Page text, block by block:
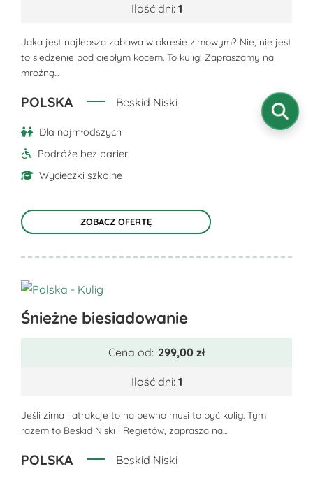
można
wybrać
na
stronie
Ilość dni: 1
Jaka jest najlepsza zabawa w okresie zimowym? Nie, nie jest
to siedzenie pod ciepłym kocem. To kulig! Zapraszamy na
mroźną...
POLSKA Beskid Niski
Dla najmłodszych
Podróże bez barier
Wycieczki szkolne
ZOBACZ OFERTĘ
Ten
produkt
można
wybrać
na
stronie
Śnieżne biesiadowanie
Cena od: 299,00zł
Ilość dni: 1
Jeśli zima i atrakcje to na pewno musi to być kulig. Tym
razem to Beskid Niski i Regietów, zaprasza na...
POLSKA Beskid Niski